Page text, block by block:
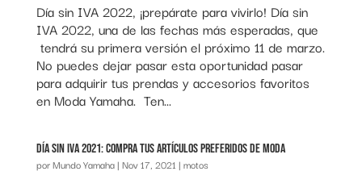
Día sin IVA 2022, ¡prepárate para vivirlo! Día sin
IVA 2022, una de las fechas más esperadas, que
tendrá su primera versión el próximo 11 de marzo.
No puedes dejar pasar esta oportunidad pasar
para adquirir tus prendas y accesorios favoritos
en Moda Yamaha. Ten...
Día sin IVA 2021: compra tus artículos preferidos de moda
porMundo Yamaha| Nov 17, 2021 | motos